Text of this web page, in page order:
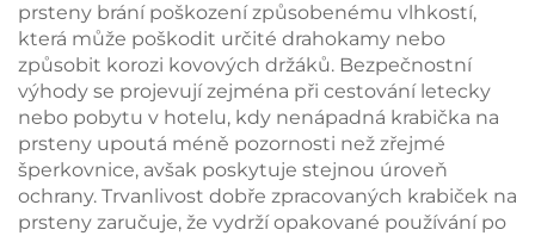
prsteny brání poškození způsobenému vlhkostí,
která může poškodit určité drahokamy nebo
způsobit korozi kovových držáků. Bezpečnostní
výhody se projevují zejména při cestování letecky
nebo pobytu v hotelu, kdy nenápadná krabička na
prsteny upoutá méně pozornosti než zřejmé
šperkovnice, avšak poskytuje stejnou úroveň
ochrany. Trvanlivost dobře zpracovaných krabiček na
prsteny zaručuje, že vydrží opakované používání po